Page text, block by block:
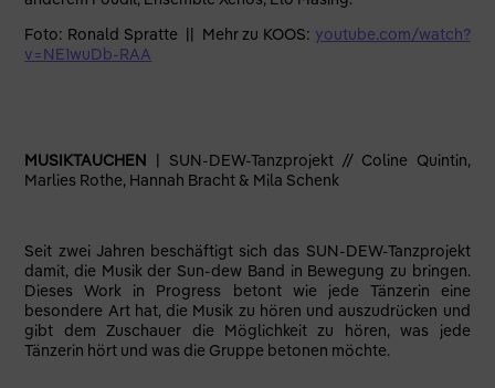
Foto: Ronald Spratte || Mehr zu KOOS: youtube.com/watch?
v=NE1wuDb-RAA
MUSIKTAUCHEN | SUN-DEW-Tanzprojekt // Coline Quintin,
Marlies Rothe, Hannah Bracht & Mila Schenk
Seit zwei Jahren beschäftigt sich das SUN-DEW-Tanzprojekt
damit, die Musik der Sun-dew Band in Bewegung zu bringen.
Dieses Work in Progress betont wie jede Tänzerin eine
besondere Art hat, die Musik zu hören und auszudrücken und
gibt dem Zuschauer die Möglichkeit zu hören, was jede
Tänzerin hört und was die Gruppe betonen möchte.